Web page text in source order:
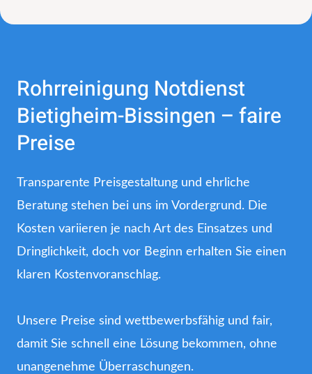
Rohrreinigung Notdienst
Bietigheim-Bissingen – faire
Preise
Transparente Preisgestaltung und ehrliche
Beratung stehen bei uns im Vordergrund. Die
Kosten variieren je nach Art des Einsatzes und
Dringlichkeit, doch vor Beginn erhalten Sie einen
klaren Kostenvoranschlag.
Unsere Preise sind wettbewerbsfähig und fair,
damit Sie schnell eine Lösung bekommen, ohne
unangenehme Überraschungen.